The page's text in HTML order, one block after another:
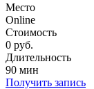
Место
Online
Стоимость
0 руб.
Длительность
90 мин
Получить запись